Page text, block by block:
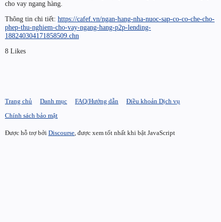
cho vay ngang hàng.
Thông tin chi tiết: https://cafef.vn/ngan-hang-nha-nuoc-sap-co-co-che-cho-
phep-thu-nghiem-cho-vay-ngang-hang-p2p-lending-
188240304171858509.chn
8 Likes
Trang chủ Danh mục FAQ/Hướng dẫn
Điều khoản Dịch vụ
Chính sách bảo mật
Được hỗ trợ bởi Discourse, được xem tốt nhất khi bật JavaScript